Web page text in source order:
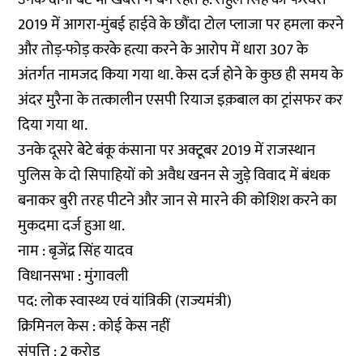
2019 में आगरा-मुंबई हाईवे के छौंदा टोल प्लाजा पर हमला करने
और तोड़-फोड़ करके हत्या करने के आरोप में धारा 307 के
अंतर्गत नामजद किया गया था. केस दर्ज होने के कुछ ही समय के
अंदर मुरैना के तत्कालीन एसपी रियाज इक़बाल का ट्रांसफर कर
दिया गया था.
उनके दूसरे बेटे बंकू कंसाना पर अक्टूबर 2019 में राजस्थान
पुलिस के दो सिपाहियों को अवैध खनन से जुड़े विवाद में बंधक
बनाकर बुरी तरह पीटने और जान से मारने की कोशिश करने का
मुकदमा दर्ज हुआ था.
नाम : बृजेंद्र सिंह यादव
विधानसभा : मुंगावली
पद: लोक स्वास्थ्य एवं यांत्रिकी (राज्यमंत्री)
क्रिमिनल केस : कोई केस नहीं